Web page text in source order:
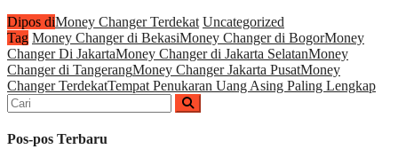
Dipos diMoney Changer Terdekat Uncategorized
Tag Money Changer di BekasiMoney Changer di BogorMoney
Changer Di JakartaMoney Changer di Jakarta SelatanMoney
Changer di TangerangMoney Changer Jakarta PusatMoney
Changer TerdekatTempat Penukaran Uang Asing Paling Lengkap
Cari
untuk:
Pos-pos Terbaru